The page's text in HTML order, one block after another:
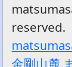
reserved.
金剛山麓